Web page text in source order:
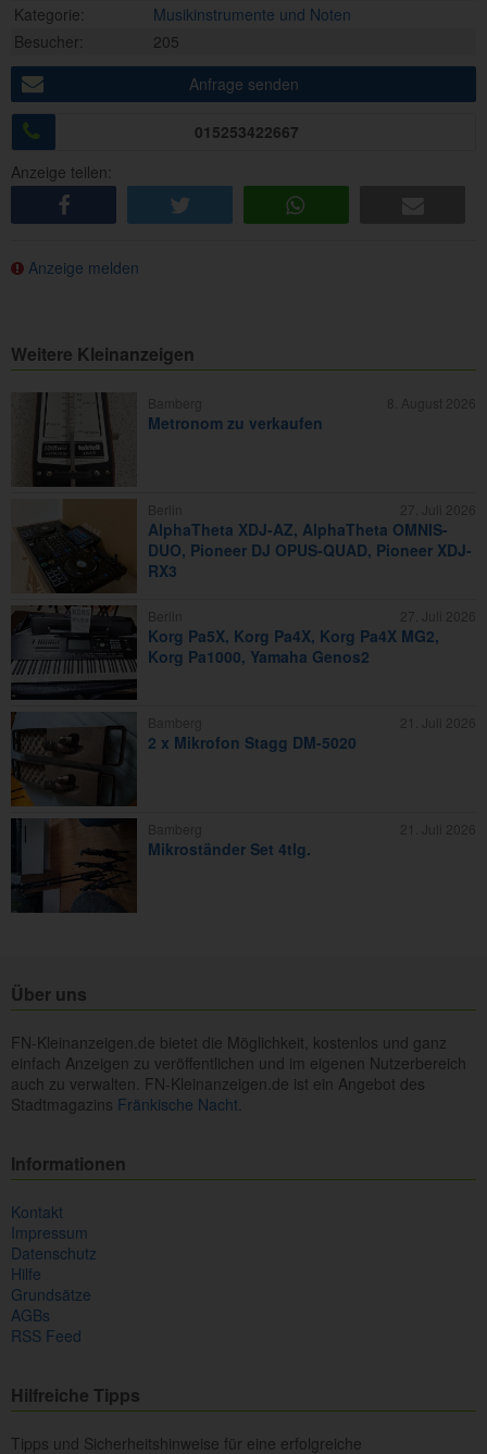
Kategorie:
Musikinstrumente und Noten
Besucher:
205
Anfrage senden
015253422667
Anzeige teilen:
Anzeige melden
Weitere Kleinanzeigen
Metronom zu verkaufen
AlphaTheta XDJ-AZ, AlphaTheta OMNIS-
DUO, Pioneer DJ OPUS-QUAD, Pioneer XDJ-
RX3
Korg Pa5X, Korg Pa4X, Korg Pa4X MG2,
Korg Pa1000, Yamaha Genos2
2 x Mikrofon Stagg DM-5020
Mikroständer Set 4tlg.
Über uns
FN-Kleinanzeigen.de bietet die Möglichkeit, kostenlos und ganz
einfach Anzeigen zu veröffentlichen und im eigenen Nutzerbereich
auch zu verwalten. FN-Kleinanzeigen.de ist ein Angebot des
Stadtmagazins Fränkische Nacht.
Informationen
Kontakt
Impressum
Datenschutz
Hilfe
Grundsätze
AGBs
RSS Feed
Hilfreiche Tipps
Tipps und Sicherheitshinweise für eine erfolgreiche